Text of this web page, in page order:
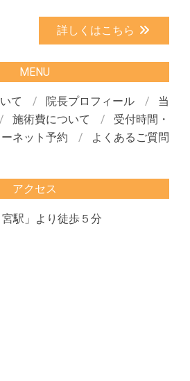
詳しくはこちら
MENU
て 院長プロフィール
当
施術費について
受付時間・
ネット予約
よくあるご質問
アクセス
駅」より徒歩５分